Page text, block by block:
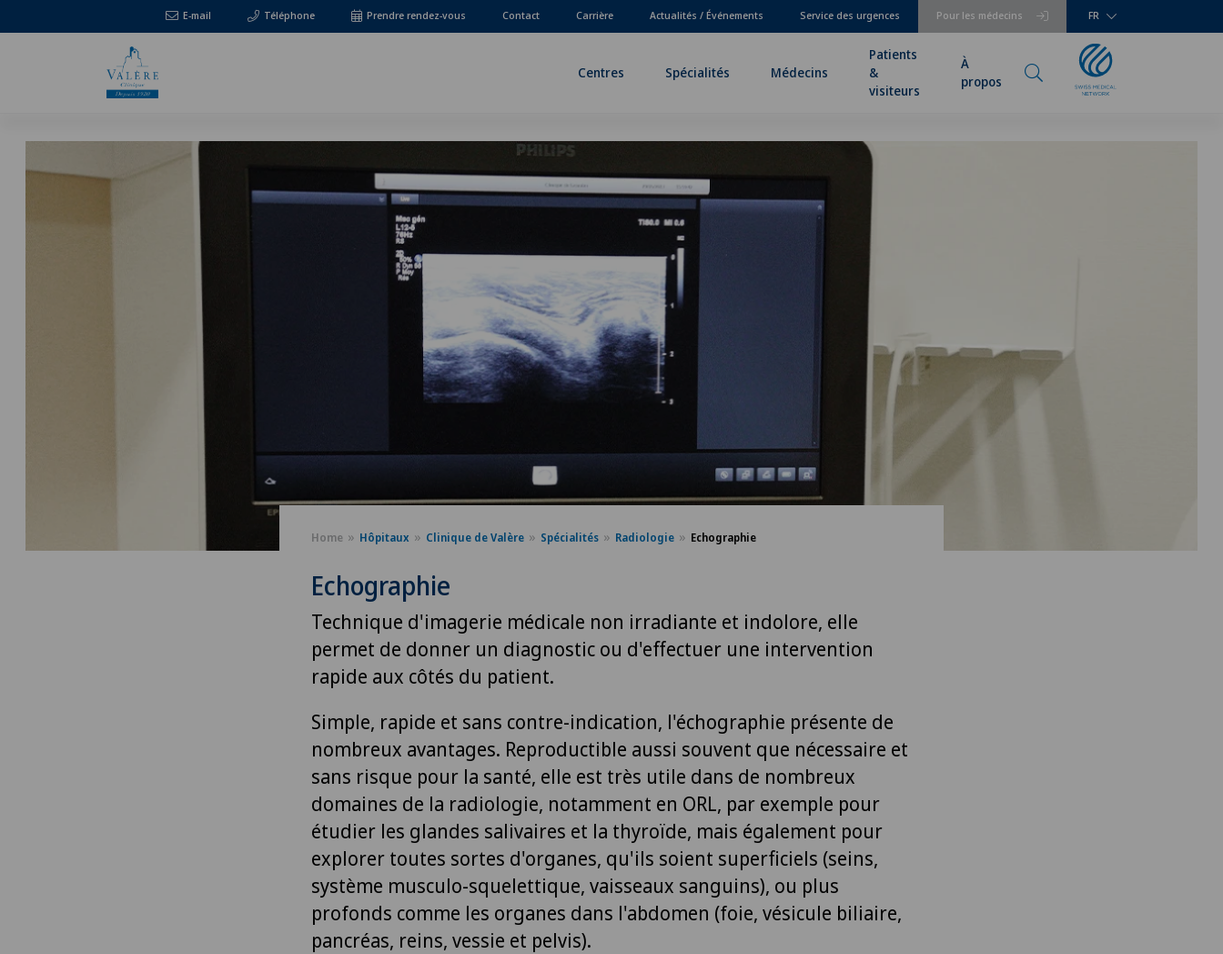
E-mail Téléphone Pour les médecins
Prendre rendez-vous Contact Carrière Actualités / Événements Service des urgences FR
Centres Spécialités Médecins
Patients
&
visiteurs
À
propos
Home Hôpitaux Clinique de Valère Spécialités Radiologie Echographie
Echographie
Technique d'imagerie médicale non irradiante et indolore, elle
permet de donner un diagnostic ou d'effectuer une intervention
rapide aux côtés du patient.
Simple, rapide et sans contre-indication, l'échographie présente de
nombreux avantages. Reproductible aussi souvent que nécessaire et
sans risque pour la santé, elle est très utile dans de nombreux
domaines de la radiologie, notamment en ORL, par exemple pour
étudier les glandes salivaires et la thyroïde, mais également pour
explorer toutes sortes d'organes, qu'ils soient superficiels (seins,
système musculo-squelettique, vaisseaux sanguins), ou plus
profonds comme les organes dans l'abdomen (foie, vésicule biliaire,
pancréas, reins, vessie et pelvis).